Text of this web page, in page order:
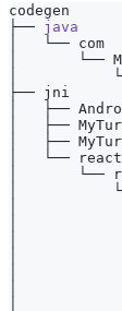
codegen
├── java
│   └── com
│       └──
│
├── jni
│   ├──
│   ├──
│   ├──
│   └── react
│       └──
│
│
│
│
│
│
│
│